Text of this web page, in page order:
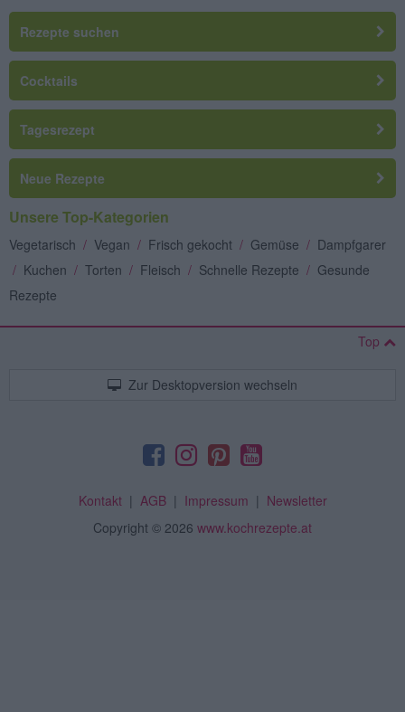
Rezepte suchen
Cocktails
Tagesrezept
Neue Rezepte
Unsere Top-Kategorien
Vegetarisch / Vegan / Frisch gekocht / Gemüse / Dampfgarer
/ Kuchen / Torten / Fleisch / Schnelle Rezepte / Gesunde
Rezepte
Top
Zur Desktopversion wechseln
Kontakt| AGB| Impressum | Newsletter
Copyright © 2026 www.kochrezepte.at